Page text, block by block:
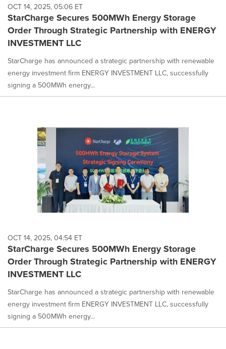
OCT 14, 2025, 05:06 ET
StarCharge Secures 500MWh Energy Storage
Order Through Strategic Partnership with ENERGY
INVESTMENT LLC
StarCharge has announced a strategic partnership with renewable
energy investment firm ENERGY INVESTMENT LLC, successfully
signing a 500MWh energy...
OCT 14, 2025, 04:54 ET
StarCharge Secures 500MWh Energy Storage
Order Through Strategic Partnership with ENERGY
INVESTMENT LLC
StarCharge has announced a strategic partnership with renewable
energy investment firm ENERGY INVESTMENT LLC, successfully
signing a 500MWh energy...